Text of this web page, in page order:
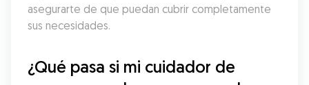
asegurarte de que puedan cubrir completamente
sus necesidades.
¿Qué pasa si mi cuidador de